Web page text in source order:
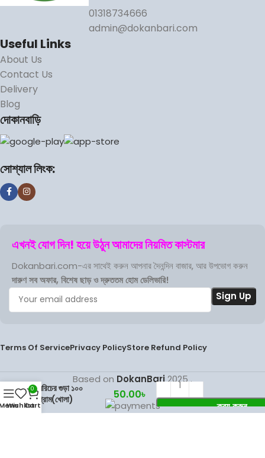
01318734666
admin@dokanbari.com
Useful Links
About Us
Contact Us
Delivery
Blog
দোকানবাড়ি
সোশ্যাল লিংক:
এখনই যোগ দিন! হয়ে উঠুন আমাদের নিয়মিত কাস্টমার
Dokanbari.com-এর সাথেই করুন আপনার দৈনন্দিন বাজার, আর উপভোগ করুন
দারুণ সব অফার, বিশেষ ছাড় ও দ্রুততম হোম ডেলিভারি!
Terms Of ServicePrivacy PolicyStore Refund Policy
Based on DokanBari2025.
মরিচের গুড়া ১০০
গ্রাম(খোলা)
50.00৳
ক্রয় করুন
Wishlist
0
Cart